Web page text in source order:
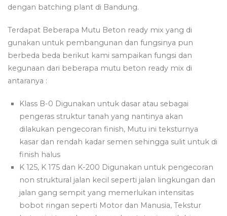
dengan batching plant di Bandung.
Terdapat Beberapa Mutu Beton ready mix yang di
gunakan untuk pembangunan dan fungsinya pun
berbeda beda berikut kami sampaikan fungsi dan
kegunaan dari beberapa mutu beton ready mix di
antaranya :
Klass B-0 Digunakan untuk dasar atau sebagai
pengeras struktur tanah yang nantinya akan
dilakukan pengecoran finish, Mutu ini teksturnya
kasar dan rendah kadar semen sehingga sulit untuk di
finish halus
K 125, K 175 dan K-200 Digunakan untuk pengecoran
non struktural jalan kecil seperti jalan lingkungan dan
jalan gang sempit yang memerlukan intensitas
bobot ringan seperti Motor dan Manusia, Tekstur